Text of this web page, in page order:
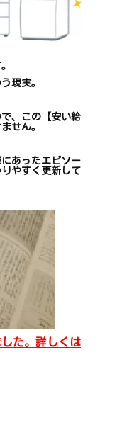
現実。
、
この【安い給
せん。
にあったエピソー
やすく更新して
た。詳しくは